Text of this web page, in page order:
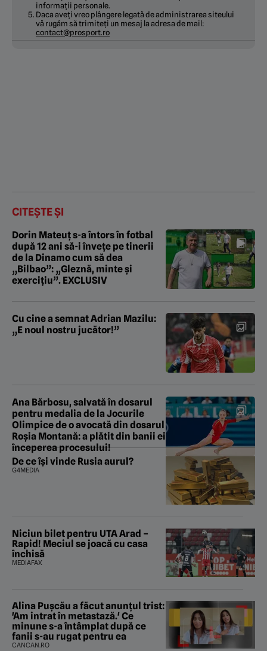
informații personale.
Daca aveți vreo plângere legată de administrarea siteului
vă rugăm să trimiteți un mesaj la adresa de mail:
contact@prosport.ro
CITEȘTE ȘI
Dorin Mateuț s-a întors în fotbal
după 12 ani să-i învețe pe tinerii
de la Dinamo cum să dea
„Bilbao”: „Gleznă, minte și
exercițiu”. EXCLUSIV
Cu cine a semnat Adrian Mazilu:
„E noul nostru jucător!”
Ana Bărbosu, salvată în dosarul
pentru medalia de la Jocurile
Olimpice de o avocată din dosarul
Roșia Montană: a plătit din banii ei
începerea procesului!
De ce își vinde Rusia aurul?
G4MEDIA
Niciun bilet pentru UTA Arad –
Rapid! Meciul se joacă cu casa
închisă
MEDIAFAX
Alina Pușcău a făcut anunțul trist:
'Am intrat în metastază.' Ce
minune s-a întâmplat după ce
fanii s-au rugat pentru ea
CANCAN.RO